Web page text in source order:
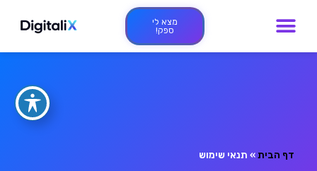
מצא לי
ספק!
דף הבית» תנאי שימוש